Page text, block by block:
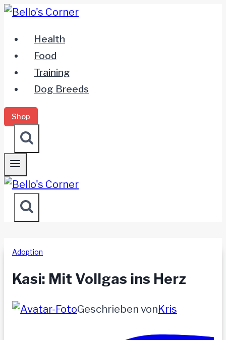
Zum
springenHealth
Food
Training
Dog Breeds
Shop
Adoption
Kasi: Mit Vollgas ins Herz
Geschrieben vonKris